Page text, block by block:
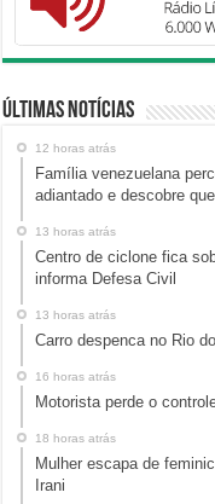
Últimas Notícias
12 horas atrás
Família venezuelana
adiantado e descobre
13 horas atrás
Centro de ciclone fica
informa Defesa Civil
13 horas atrás
Carro despenca no Rio
16 horas atrás
Motorista perde o
18 horas atrás
Mulher escapa de
Irani